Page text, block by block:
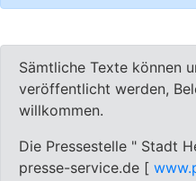
Sämtliche Texte können
veröffentlicht werden,
willkommen.
Die Pressestelle " Stadt
presse-service.de [